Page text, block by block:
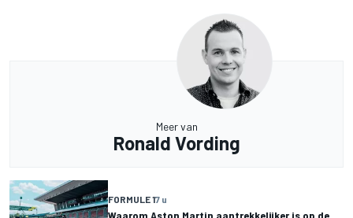
Meer van
Ronald Vording
FORMULE 17 u
Waarom Aston Martin aantrekkelijker is op de